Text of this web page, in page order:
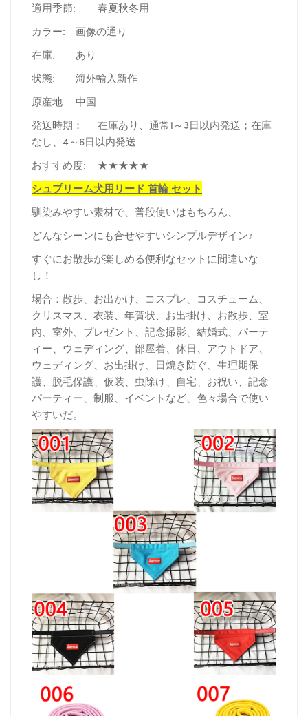
適用季節:
春夏秋冬用
カラー:
画像の通り
在庫:
あり
状態:
海外輸入新作
原産地:
中国
発送時期：
在庫あり、通常1～3日以内発送；在庫
なし、4～6日以内発送
おすすめ度:
★★★★★
シュプリーム犬用リード 首輪 セット
馴染みやすい素材で、普段使いはもちろん、
どんなシーンにも合せやすいシンプルデザイン♪
すぐにお散歩が楽しめる便利なセットに間違いな
し！
場合：散歩、お出かけ、コスプレ、コスチューム、
クリスマス、衣装、年賀状、お出掛け、お散歩、室
内、室外、プレゼント、記念撮影、結婚式、パーテ
ィー、ウェディング、部屋着、休日、アウトドア、
ウェディング、お出掛け、日焼き防ぐ、生理期保
護、脱毛保護、仮装、虫除け、自宅、お祝い、記念
パーティー、制服、イベントなど、色々場合で使い
やすいだ。